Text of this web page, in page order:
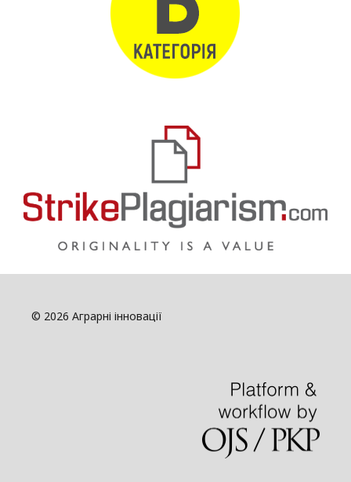
© 2026 Аграрні інновації